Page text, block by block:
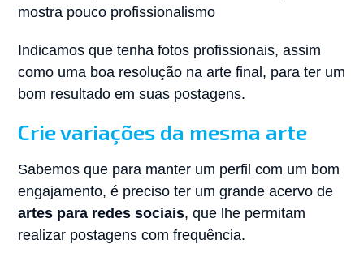
mostra pouco profissionalismo
Indicamos que tenha fotos profissionais, assim
como uma boa resolução na arte final, para ter um
bom resultado em suas postagens.
Crie variações da mesma arte
Sabemos que para manter um perfil com um bom
engajamento, é preciso ter um grande acervo de
artes para redes sociais, que lhe permitam
realizar postagens com frequência.